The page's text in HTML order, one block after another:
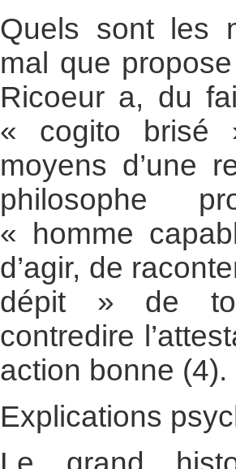
Quels sont les
mal que
Ricoeur a, du
« cogito brisé
moyens d’une
philosophe
« homme
d’agir, de
dépit » de
contredire
action bonne (4).
Explications